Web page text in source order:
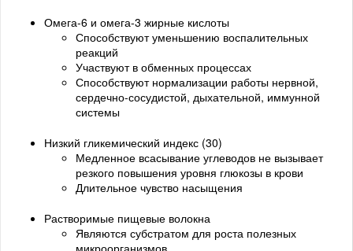
Омега-6 и омега-3 жирные кислоты
Способствуют уменьшению воспалительных
реакций
Участвуют в обменных процессах
Способствуют нормализации работы нервной,
сердечно-сосудистой, дыхательной, иммунной
системы
Низкий гликемический индекс (30)
Медленное всасывание углеводов не вызывает
резкого повышения уровня глюкозы в крови
Длительное чувство насыщения
Растворимые пищевые волокна
Являются субстратом для роста полезных
микроорганизмов